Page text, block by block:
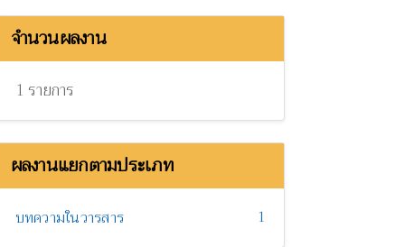
จำนวนผลงาน
1 รายการ
ผลงานแยกตามประเภท
บทความในวารสาร 1